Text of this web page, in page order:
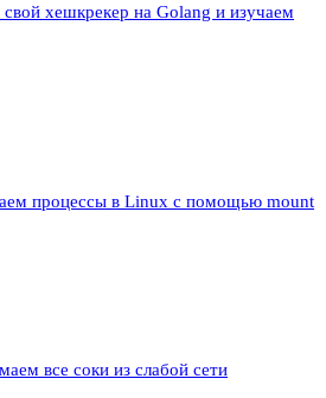
хешкрекер на Golang и изучаем
процессы в Linux c помощью mount
все соки из слабой сети